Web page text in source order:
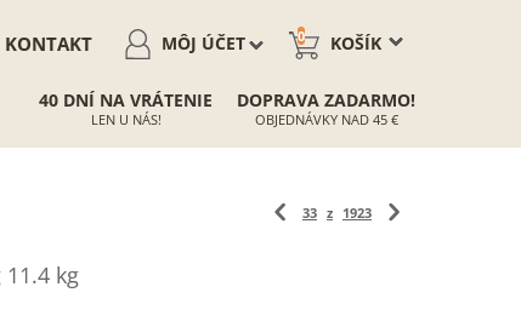
KOŠÍK
0
MÔJ ÚČET
KONTAKT
40 DNÍ NA VRÁTENIE
LEN U NÁS!
DOPRAVA ZADARMO!
OBJEDNÁVKY NAD 45 €
33 z 1923
11.4 kg